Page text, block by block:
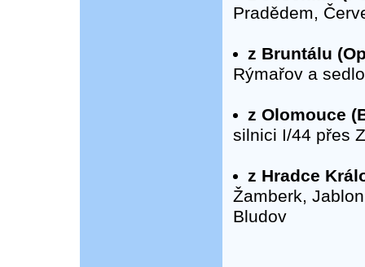
Pradědem,
z Bruntálu
Rýmařov a
z Olomouce
silnici I/44 přes
z Hradce
Žamberk,
Bludov